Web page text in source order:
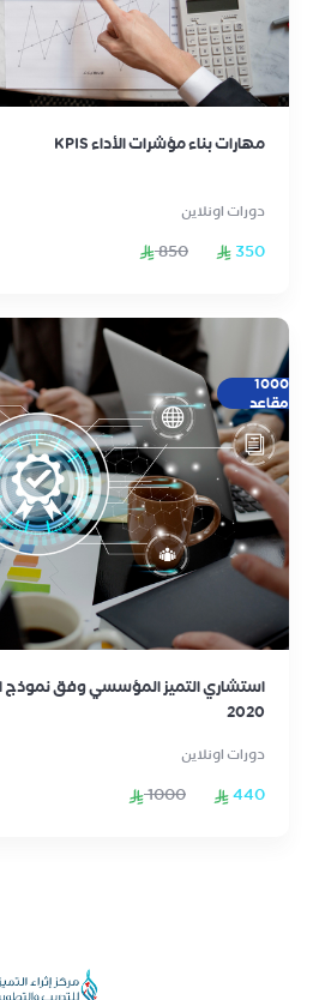
مهارات بناء مؤشرات الأداء KPIS
دورات اونلاين
350
850
1000
مقاعد
2020
دورات اونلاين
440
1000